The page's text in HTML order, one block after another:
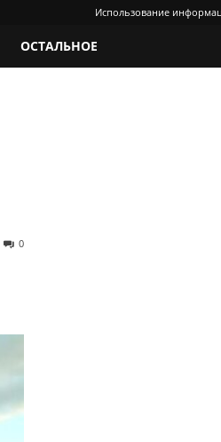
Использование
ОСТАЛЬНОЕ
0